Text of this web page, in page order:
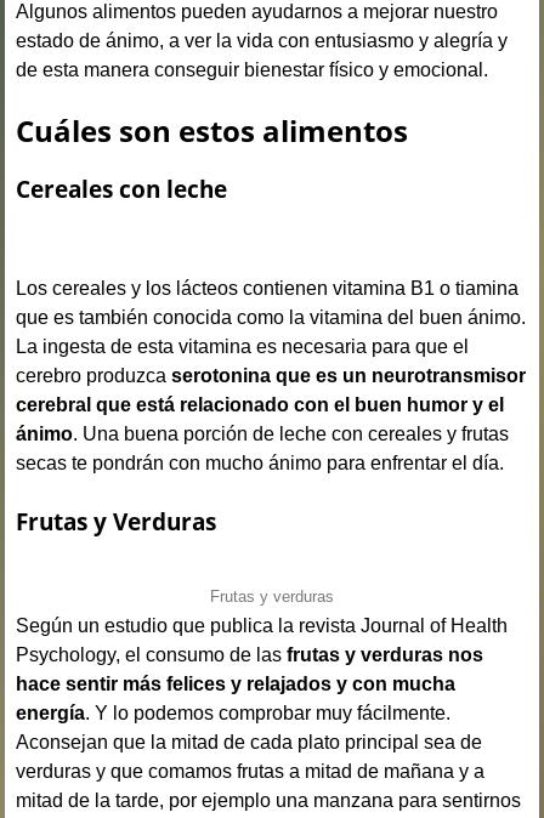
Algunos alimentos pueden ayudarnos a mejorar nuestro
estado de ánimo, a ver la vida con entusiasmo y alegría y
de esta manera conseguir bienestar físico y emocional.
Cuáles son estos alimentos
Cereales con leche
Los cereales y los lácteos contienen vitamina B1 o tiamina
que es también conocida como la vitamina del buen ánimo.
La ingesta de esta vitamina es necesaria para que el
cerebro produzcaserotonina que es un neurotransmisor
cerebral que está relacionado con el buen humor y el
ánimo. Una buena porción de leche con cereales y frutas
secas te pondrán con mucho ánimo para enfrentar el día.
Frutas y Verduras
Frutas y verduras
Según un estudio que publica la revista Journal of Health
Psychology, el consumo de lasfrutas y verduras nos
hace sentir más felices y relajados y con mucha
energía. Y lo podemos comprobar muy fácilmente.
Aconsejan que la mitad de cada plato principal sea de
verduras y que comamos frutas a mitad de mañana y a
mitad de la tarde, por ejemplo una manzana para sentirnos